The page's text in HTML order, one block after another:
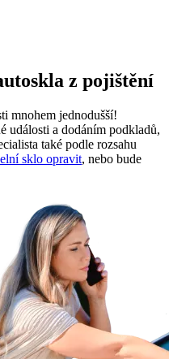
z pojištění
mnohem jednodušší!
události a dodáním podkladů,
také podle rozsahu
sklo opravit, nebo bude